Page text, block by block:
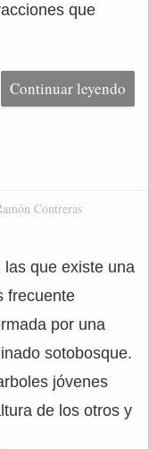
que
Continuar leyendo
Contreras
que existe una
frecuente
por una
sotobosque.
jóvenes
de los otros y